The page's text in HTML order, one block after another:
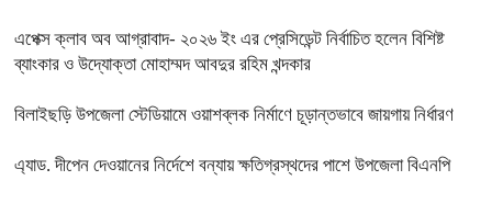
এপেক্স ক্লাব অব আগ্রাবাদ- ২০২৬ ইং এর প্রেসিডেন্ট নির্বাচিত হলেন বিশিষ্ট
ব্যাংকার ও উদ্যোক্তা মোহাম্মদ আবদুর রহিম খন্দকার
বিলাইছড়ি উপজেলা স্টেডিয়ামে ওয়াশব্লক নির্মাণে চূড়ান্তভাবে জায়গায় নির্ধারণ
এ্যাড. দীপেন দেওয়ানের নির্দেশে বন্যায় ক্ষতিগ্রস্থদের পাশে উপজেলা বিএনপি